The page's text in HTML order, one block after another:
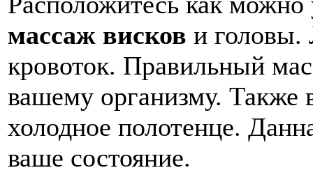
массаж висков и
кровоток. Правильный
вашему организму. Также
холодное полотенце.
ваше состояние.